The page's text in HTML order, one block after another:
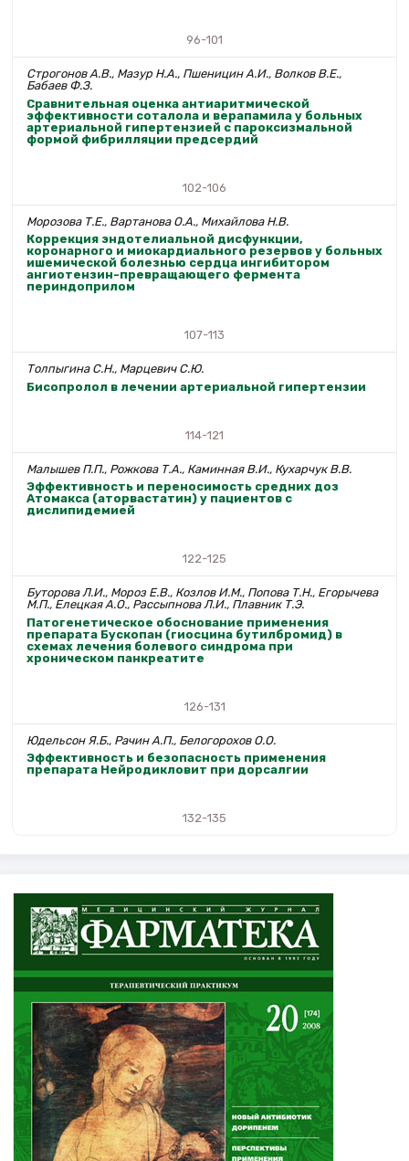
96-101
Строгонов А.В., Мазур Н.А., Пшеницин А.И., Волков В.Е.,
Бабаев Ф.З.
Сравнительная оценка антиаритмической
эффективности соталола и верапамила у больных
артериальной гипертензией с пароксизмальной
формой фибрилляции предсердий
102-106
Морозова Т.Е., Вартанова О.А., Михайлова Н.В.
Коррекция эндотелиальной дисфункции,
коронарного и миокардиального резервов у больных
ишемической болезнью сердца ингибитором
ангиотензин-превращающего фермента
периндоприлом
107-113
Толпыгина С.Н., Марцевич С.Ю.
Бисопролол в лечении артериальной гипертензии
114-121
Малышев П.П., Рожкова Т.А., Каминная В.И., Кухарчук В.В.
Эффективность и переносимость средних доз
Атомакса (аторвастатин) у пациентов с
дислипидемией
122-125
Буторова Л.И., Мороз Е.В., Козлов И.М., Попова Т.Н., Егорычева
М.П., Елецкая А.О., Рассыпнова Л.И., Плавник Т.Э.
Патогенетическое обоснование применения
препарата Бускопан (гиосцина бутилбромид) в
схемах лечения болевого синдрома при
хроническом панкреатите
126-131
Юдельсон Я.Б., Рачин А.П., Белогорохов О.О.
Эффективность и безопасность применения
препарата Нейродикловит при дорсалгии
132-135